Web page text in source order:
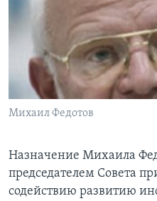
Learning English
СОЦИАЛЬНЫЕ СЕТИ
Михаил Федотов
Назначение Михаила
председателем Совета
содействию развитию